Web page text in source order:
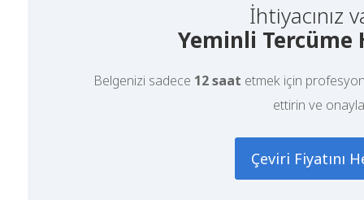
İhtiyacınız
Yeminli Tercüme
Belgenizi sadece 12 saat etmek için
ettirin ve
Çeviri Fiyatını